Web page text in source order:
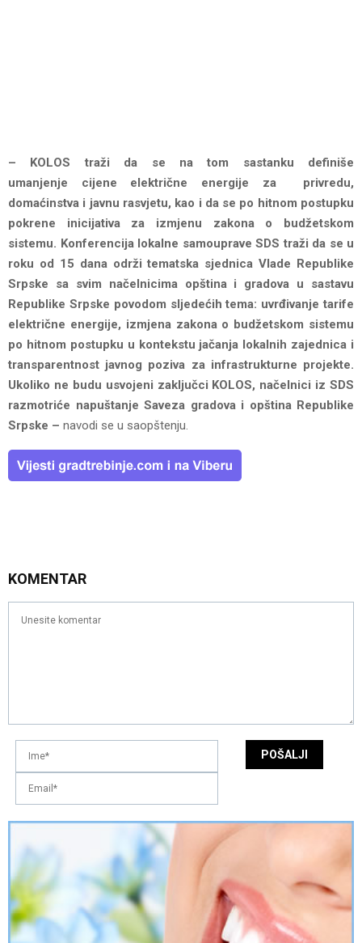
– KOLOS traži da se na tom sastanku definiše
umanjenje cijene električne energije za privredu,
domaćinstva i javnu rasvjetu, kao i da se po hitnom postupku
pokrene inicijativa za izmjenu zakona o budžetskom
sistemu. Konferencija lokalne samouprave SDS traži da se u
roku od 15 dana održi tematska sjednica Vlade Republike
Srpske sa svim načelnicima opština i gradova u sastavu
Republike Srpske povodom sljedećih tema: uvrđivanje tarife
električne energije, izmjena zakona o budžetskom sistemu
po hitnom postupku u kontekstu jačanja lokalnih zajednica i
transparentnost javnog poziva za infrastrukturne projekte.
Ukoliko ne budu usvojeni zaključci KOLOS, načelnici iz SDS
razmotriće napuštanje Saveza gradova i opština Republike
Srpske – navodi se u saopštenju.
KOMENTAR